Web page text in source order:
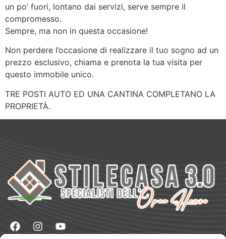
un po’ fuori, lontano dai servizi, serve sempre il
compromesso.
Sempre, ma non in questa occasione!
Non perdere l’occasione di realizzare il tuo sogno ad un
prezzo esclusivo, chiama e prenota la tua visita per
questo immobile unico.
TRE POSTI AUTO ED UNA CANTINA COMPLETANO LA
PROPRIETÀ.